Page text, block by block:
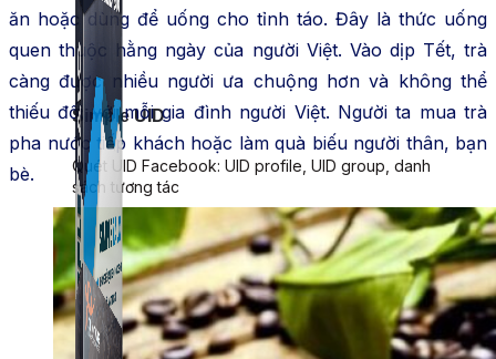
Simple UID
Quét UID Facebook: UID profile, UID group, danh
sách tương tác
ăn hoặc dùng để uống cho tỉnh táo. Đây là thức uống
quen thuộc hằng ngày của người Việt. Vào dịp Tết, trà
càng được nhiều người ưa chuộng hơn và không thể
thiếu đối với mỗi gia đình người Việt. Người ta mua trà
pha nước tiếp khách hoặc làm quà biếu người thân, bạn
bè.